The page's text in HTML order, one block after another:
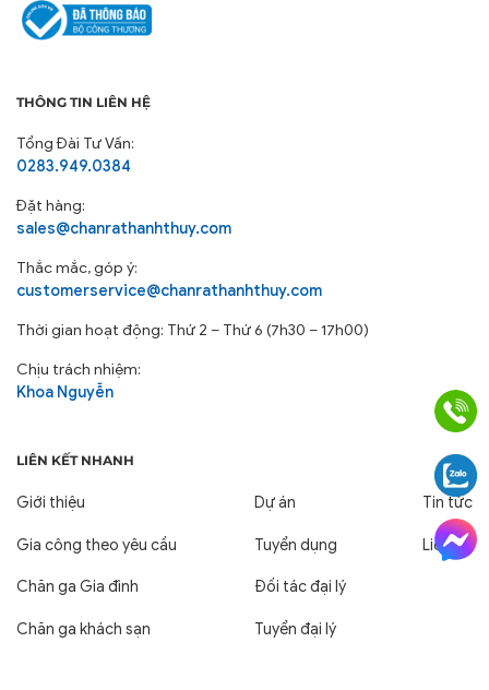
THÔNG TIN LIÊN HỆ
Tổng Đài Tư Vấn:
0283.949.0384
Đặt hàng:
sales@chanrathanhthuy.com
Thắc mắc, góp ý:
customerservice@chanrathanhthuy.com
Thời gian hoạt động: Thứ 2 – Thứ 6 (7h30 – 17h00)
Chịu trách nhiệm:
Khoa Nguyễn
LIÊN KẾT NHANH
Giới thiệu
Gia công theo yêu cầu
Chăn ga Gia đình
Chăn ga khách sạn
Dự án
Tuyển dụng
Đối tác đại lý
Tuyển đại lý
Tin tức
Liên hệ